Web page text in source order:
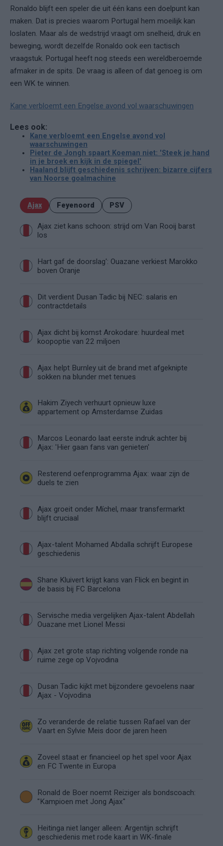
Ronaldo blijft een speler die uit één kans een doelpunt kan
maken. Dat is precies waarom Portugal hem moeilijk kan
loslaten. Maar als de wedstrijd vraagt om snelheid, druk en
beweging, wordt dezelfde Ronaldo ook een tactisch
vraagstuk. Portugal heeft nog steeds een wereldberoemde
afmaker in de spits. De vraag is alleen of dat genoeg is om
een WK te winnen.
Kane verbloemt een Engelse avond vol waarschuwingen
Lees ook:
Kane verbloemt een Engelse avond vol
waarschuwingen
Pieter de Jongh spaart Koeman niet: 'Steek je hand
in je broek en kijk in de spiegel'
Haaland blijft geschiedenis schrijven: bizarre cijfers
van Noorse goalmachine
Ajax Feyenoord PSV
Ajax ziet kans schoon: strijd om Van Rooij barst
los
Hart gaf de doorslag': Ouazane verkiest Marokko
boven Oranje
Dit verdient Dusan Tadic bij NEC: salaris en
contractdetails
Ajax dicht bij komst Arokodare: huurdeal met
koopoptie van 22 miljoen
Ajax helpt Burnley uit de brand met afgeknipte
sokken na blunder met tenues
Hakim Ziyech verhuurt opnieuw luxe
appartement op Amsterdamse Zuidas
Marcos Leonardo laat eerste indruk achter bij
Ajax: 'Hier gaan fans van genieten'
Resterend oefenprogramma Ajax: waar zijn de
duels te zien
Ajax groeit onder Míchel, maar transfermarkt
blijft cruciaal
Ajax-talent Mohamed Abdalla schrijft Europese
geschiedenis
Shane Kluivert krijgt kans van Flick en begint in
de basis bij FC Barcelona
Servische media vergelijken Ajax-talent Abdellah
Ouazane met Lionel Messi
Ajax zet grote stap richting volgende ronde na
ruime zege op Vojvodina
Dusan Tadic kijkt met bijzondere gevoelens naar
Ajax - Vojvodina
Zo veranderde de relatie tussen Rafael van der
Vaart en Sylvie Meis door de jaren heen
Zoveel staat er financieel op het spel voor Ajax
en FC Twente in Europa
Ronald de Boer noemt Reiziger als bondscoach:
"Kampioen met Jong Ajax"
Heitinga niet langer alleen: Argentijn schrijft
geschiedenis met rode kaart in WK-finale